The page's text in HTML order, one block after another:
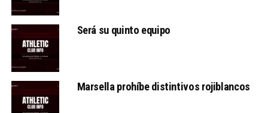
Será su quinto equipo
Marsella prohíbe distintivos rojiblancos